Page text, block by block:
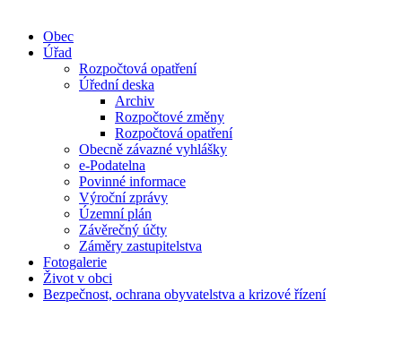
Obec
Úřad
Rozpočtová opatření
Úřední deska
Archiv
Rozpočtové změny
Rozpočtová opatření
Obecně závazné vyhlášky
e-Podatelna
Povinné informace
Výroční zprávy
Územní plán
Závěrečný účty
Záměry zastupitelstva
Fotogalerie
Život v obci
Bezpečnost, ochrana obyvatelstva a krizové řízení